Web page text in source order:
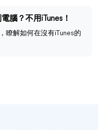
腦？不用iTunes！
瞭解如何在沒有iTunes的